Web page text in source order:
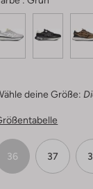
deine Größe:
36 37